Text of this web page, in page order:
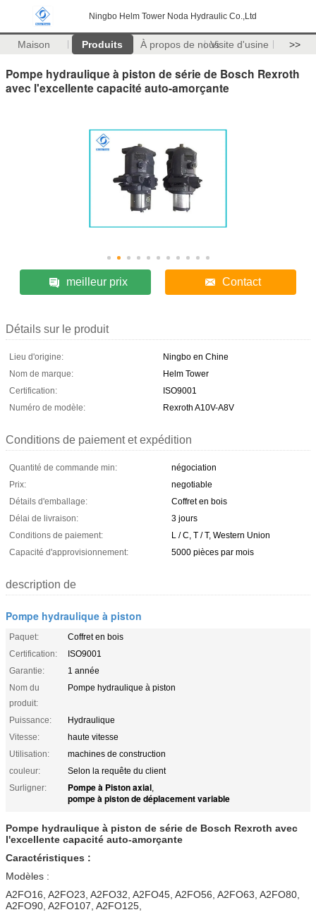
Ningbo Helm Tower Noda Hydraulic Co.,Ltd
Maison Produits À propos de nousVisite d'usine >>
Pompe hydraulique à piston de série de Bosch Rexroth
avec l'excellente capacité auto-amorçante
meilleur prix Contact
Détails sur le produit
Lieu d'origine:
Ningbo en Chine
Nom de marque:
Helm Tower
Certification:
ISO9001
Numéro de modèle:
Rexroth A10V-A8V
Conditions de paiement et expédition
Quantité de commande min:
négociation
Prix:
negotiable
Détails d'emballage:
Coffret en bois
Délai de livraison:
3 jours
Conditions de paiement:
L / C, T / T, Western Union
Capacité d'approvisionnement:
5000 pièces par mois
description de
Pompe hydraulique à piston
Paquet:
Coffret en bois
Certification:
ISO9001
Garantie:
1 année
Nom du
produit:
Pompe hydraulique à piston
Puissance:
Hydraulique
Vitesse:
haute vitesse
Utilisation:
machines de construction
couleur:
Selon la requête du client
Surligner:
Pompe à Piston axial,
pompe à piston de déplacement variable
Pompe hydraulique à piston de série de Bosch Rexroth avec
l'excellente capacité auto-amorçante
Caractéristiques :
Modèles :
A2FO16, A2FO23, A2FO32, A2FO45, A2FO56, A2FO63, A2FO80,
A2FO90, A2FO107, A2FO125,